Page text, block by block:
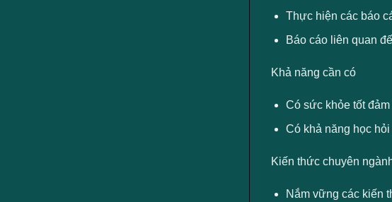
Thực hiện các báo
Báo cáo liên quan
Khả năng cần có
Có sức khỏe tốt
Có khả năng học
Kiến thức chuyên
Nắm vững các kiến